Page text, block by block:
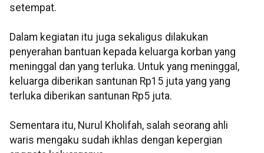
setempat.
Dalam kegiatan itu juga sekaligus dilakukan
penyerahan bantuan kepada keluarga korban yang
meninggal dan yang terluka. Untuk yang meninggal,
keluarga diberikan santunan Rp15 juta yang yang
terluka diberikan santunan Rp5 juta.
Sementara itu, Nurul Kholifah, salah seorang ahli
waris mengaku sudah ikhlas dengan kepergian